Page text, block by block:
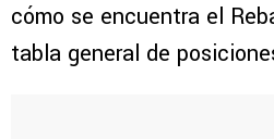
cómo se encuentra el
tabla general de